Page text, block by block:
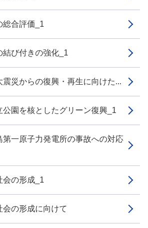
合評価_1
び付きの強化_1
災からの復興・再生に向けた...
園を核としたグリーン復興_1
一原子力発電所の事故への対応
の形成_1
の形成に向けて